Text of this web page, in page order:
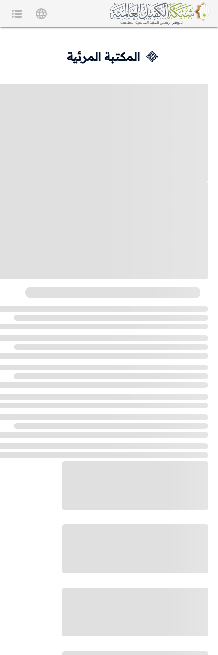
المكتبة المرئية